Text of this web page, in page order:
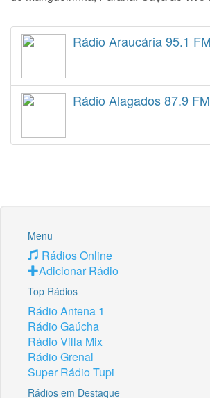
Rádio Araucária 95.1 FM
Rádio Alagados 87.9 FM
Menu
Rádios Online
Adicionar Rádio
Top Rádios
Rádio Antena 1
Rádio Gaúcha
Rádio Villa Mix
Rádio Grenal
Super Rádio Tupi
Rádios em Destaque